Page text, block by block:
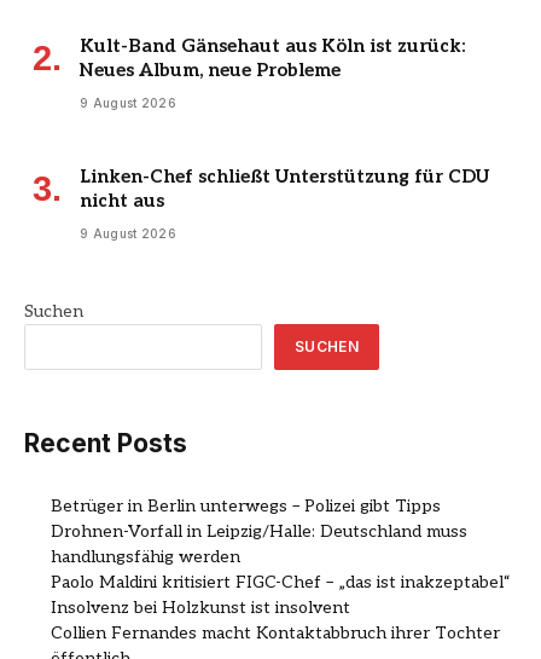
Kult-Band Gänsehaut aus Köln ist zurück:
Neues Album, neue Probleme
9 August 2026
Linken-Chef schließt Unterstützung für CDU
nicht aus
9 August 2026
Suchen
SUCHEN
Recent Posts
Betrüger in Berlin unterwegs – Polizei gibt Tipps
Drohnen-Vorfall in Leipzig/Halle: Deutschland muss
handlungsfähig werden
Paolo Maldini kritisiert FIGC-Chef – „das ist inakzeptabel“
Insolvenz bei Holzkunst ist insolvent
Collien Fernandes macht Kontaktabbruch ihrer Tochter